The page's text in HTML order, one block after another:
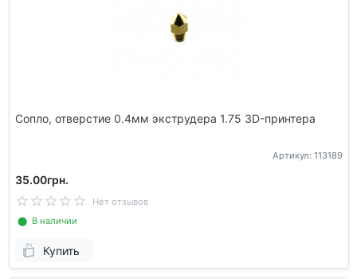
Сопло, отверстие 0.4мм экструдера 1.75 3D-принтера
Артикул: 113189
35.00грн.
Нет отзывов
⬤ В наличии
Купить